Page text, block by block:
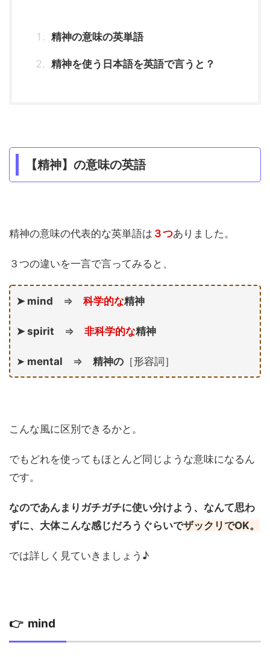
精神の意味の英単語
精神を使う日本語を英語で言うと？
【精神】の意味の英語
精神の意味の代表的な英単語は ３つありました。
３つの違いを一言で言ってみると、
➤ mind ⇒ 科学的な精神
➤ spirit ⇒ 非科学的な精神
➤ mental ⇒ 精神の ［形容詞］
こんな風に区別できるかと。
でもどれを使ってもほとんど同じような意味になるん
です。
なのであんまりガチガチに使い分けよう、なんて思わ
ずに、大体こんな感じだろうぐらいでザックリでOK。
では詳しく見ていきましょう♪
👉 mind